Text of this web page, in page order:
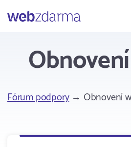
Webzdarma
Fórum podpory→ Obnovení